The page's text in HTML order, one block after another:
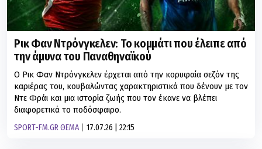
Ρικ Φαν Ντρόνγκελεν: Το κομμάτι που έλειπε από
την άμυνα του Παναθηναϊκού
Ο Ρικ Φαν Ντρόνγκελεν έρχεται από την κορυφαία σεζόν της
καριέρας του, κουβαλώντας χαρακτηριστικά που δένουν με τον
Ντε Φράι και μια ιστορία ζωής που τον έκανε να βλέπει
διαφορετικά το ποδόσφαιρο.
SPORT-FM.GR ΘΕΜΑ 17.07.26 | 22:15